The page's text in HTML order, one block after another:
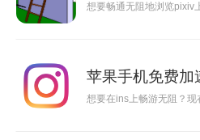
想要畅通无阻地浏览pixiv
苹果手机免费加
想要在ins上畅游无阻？